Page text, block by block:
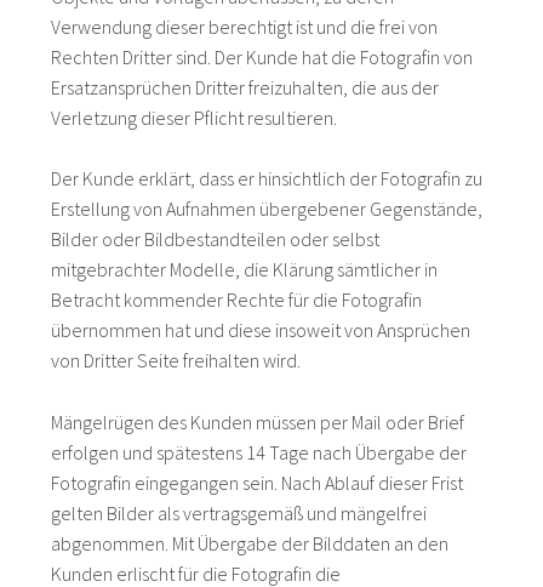
Verwendung dieser berechtigt ist und die frei von
Rechten Dritter sind. Der Kunde hat die Fotografin von
Ersatzansprüchen Dritter freizuhalten, die aus der
Verletzung dieser Pflicht resultieren.
Der Kunde erklärt, dass er hinsichtlich der Fotografin zu
Erstellung von Aufnahmen übergebener Gegenstände,
Bilder oder Bildbestandteilen oder selbst
mitgebrachter Modelle, die Klärung sämtlicher in
Betracht kommender Rechte für die Fotografin
übernommen hat und diese insoweit von Ansprüchen
von Dritter Seite freihalten wird.
Mängelrügen des Kunden müssen per Mail oder Brief
erfolgen und spätestens 14 Tage nach Übergabe der
Fotografin eingegangen sein. Nach Ablauf dieser Frist
gelten Bilder als vertragsgemäß und mängelfrei
abgenommen. Mit Übergabe der Bilddaten an den
Kunden erlischt für die Fotografin die